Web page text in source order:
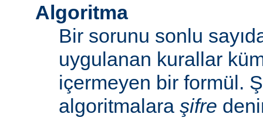
Algoritma
Bir sorunu sonlu
uygulanan kurallar
içermeyen bir formül.
algoritmalara şifre